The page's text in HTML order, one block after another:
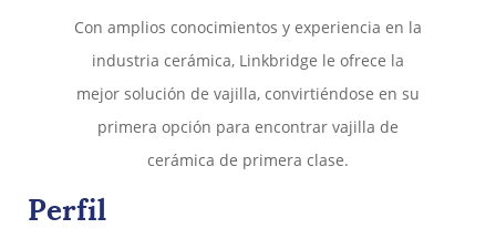
de OEM/ODM.
Con amplios conocimientos y experiencia en la
industria cerámica, Linkbridge le ofrece la
mejor solución de vajilla, convirtiéndose en su
primera opción para encontrar vajilla de
cerámica de primera clase.
Perfil